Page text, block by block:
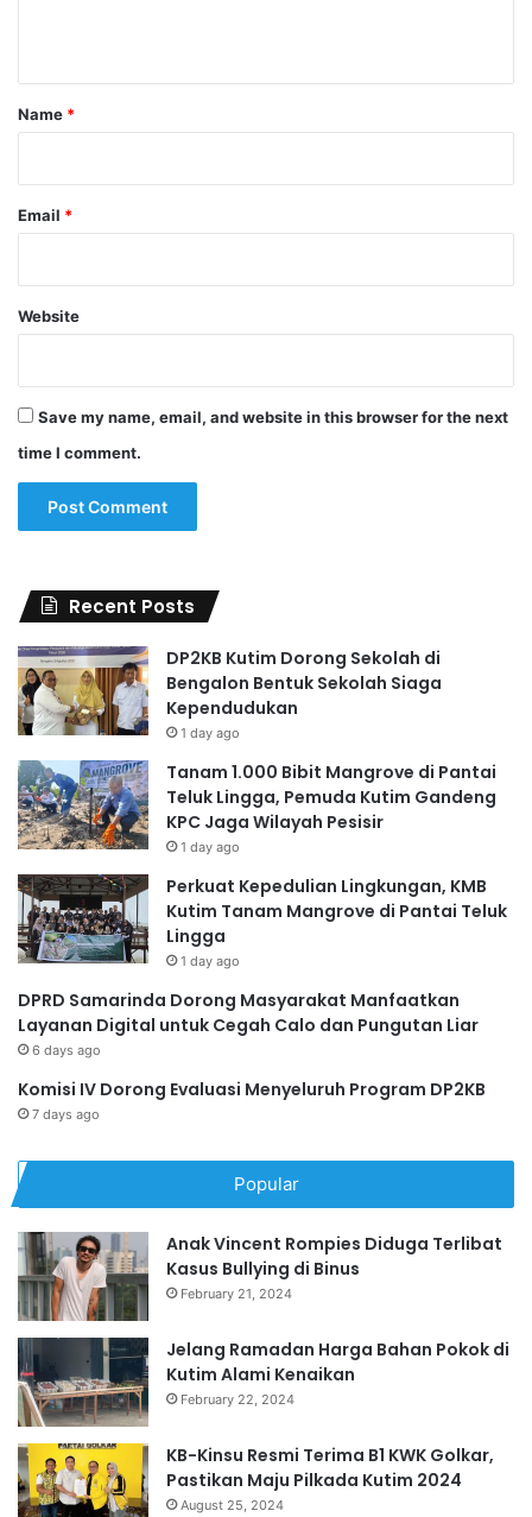
*
Name *
Email *
Website
Save my name, email, and website in this browser for the next
time I comment.
Recent Posts
DP2KB Kutim Dorong Sekolah di
Bengalon Bentuk Sekolah Siaga
Kependudukan
1 day ago
Tanam 1.000 Bibit Mangrove di Pantai
Teluk Lingga, Pemuda Kutim Gandeng
KPC Jaga Wilayah Pesisir
1 day ago
Perkuat Kepedulian Lingkungan, KMB
Kutim Tanam Mangrove di Pantai Teluk
Lingga
1 day ago
DPRD Samarinda Dorong Masyarakat Manfaatkan
Layanan Digital untuk Cegah Calo dan Pungutan Liar
6 days ago
Komisi IV Dorong Evaluasi Menyeluruh Program DP2KB
7 days ago
Popular
Anak Vincent Rompies Diduga Terlibat
Kasus Bullying di Binus
February 21, 2024
Jelang Ramadan Harga Bahan Pokok di
Kutim Alami Kenaikan
February 22, 2024
KB-Kinsu Resmi Terima B1 KWK Golkar,
Pastikan Maju Pilkada Kutim 2024
August 25, 2024